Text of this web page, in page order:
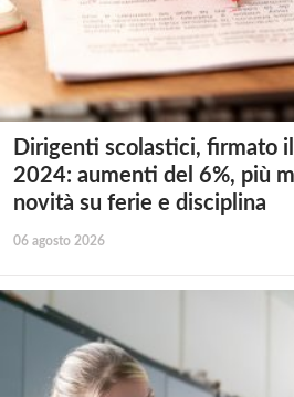
Dirigenti scolastici, firmato
2024: aumenti del 6%, più
novità su ferie e disciplina
06 agosto 2026